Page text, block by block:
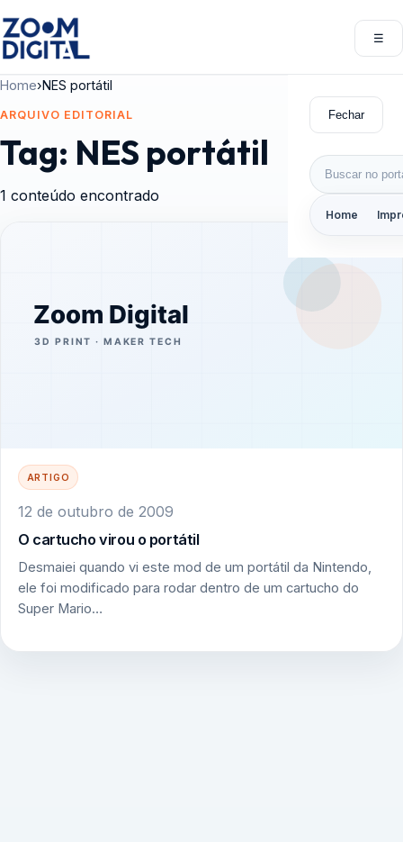
☰
Fechar
Buscar por:
Home
Home›NES portátil
ARQUIVO EDITORIAL
Tag: NES portátil
1 conteúdo encontrado
ARTIGO
12 de outubro de 2009
O cartucho virou o portátil
Desmaiei quando vi este mod de um portátil da Nintendo,
ele foi modificado para rodar dentro de um cartucho do
Super Mario…